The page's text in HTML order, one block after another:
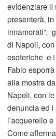
evidenziare il
presenterà,
innamorati”,
di Napoli,
esoteriche e
Fabio
alla mostra
Napoli, con
denuncia ed
l’acquerello
Come